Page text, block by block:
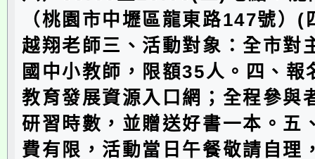
（桃園市中壢區龍東路147號）(
越翔老師三、活動對象：全市對
國中小教師，限額35人。四、報
教育發展資源入口網；全程參與
研習時數，並贈送好書一本。五
費有限，活動當日午餐敬請自理